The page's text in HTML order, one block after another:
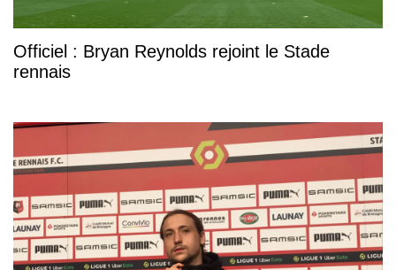
Officiel : Bryan Reynolds rejoint le Stade
rennais